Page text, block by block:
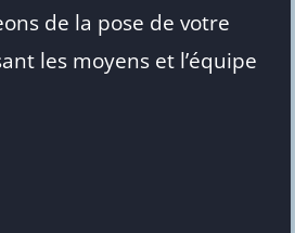
de la pose de votre
les moyens et l’équipe